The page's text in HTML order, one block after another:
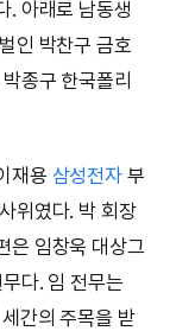
. 아래로 남동생
인 박찬구 금호
종구 한국폴리
재용 삼성전자부
위였다. 박 회장
은 임창욱 대상그
다. 임 전무는
간의 주목을 받